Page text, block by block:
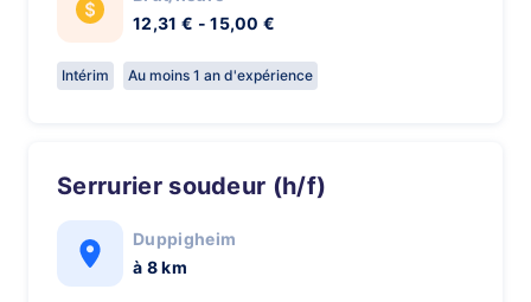
12,31 € - 15,00 €
Intérim Au moins 1 an d'expérience
Serrurier soudeur (h/f)
Duppigheim
à 8 km